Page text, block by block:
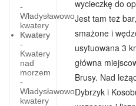
-
Władysławowo
kwatery
Kwatery
-
Kwatery
nad
morzem
-
Władysławowo
kwatery
wycieczkę do
Jest tam też
smażone i
usytuowana 3
główna
Brusy. Nad
Dybrzyk i